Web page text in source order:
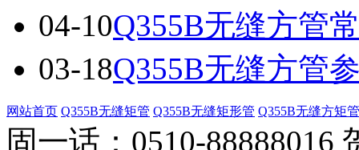
04-10Q355B无缝方管
03-18Q355B无缝方管
网站首页 Q355B无缝矩管 Q355B无缝矩形管 Q355B无缝方矩管
固一话：0510-88888016